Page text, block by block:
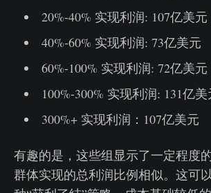
20%-40% 实现利润: 107亿美元
40%-60% 实现利润: 73亿美元
60%-100% 实现利润: 72亿美元
100%-300% 实现利润: 131亿美
300%+ 实现利润：107亿美元
有趣的是，这些组显示了一定程度
群体实现的总利润比例相似。这可